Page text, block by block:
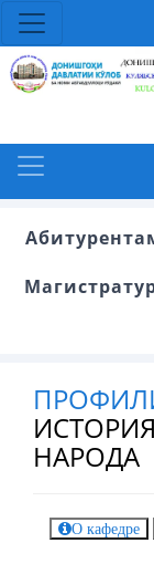
НАРОДА
О кафедре